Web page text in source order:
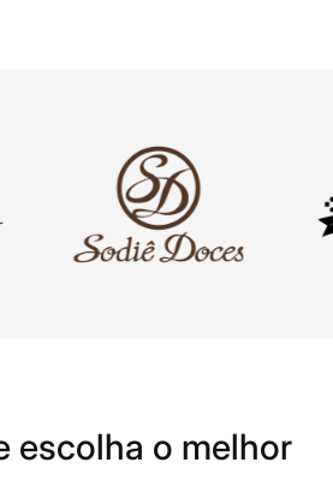
escolha o melhor